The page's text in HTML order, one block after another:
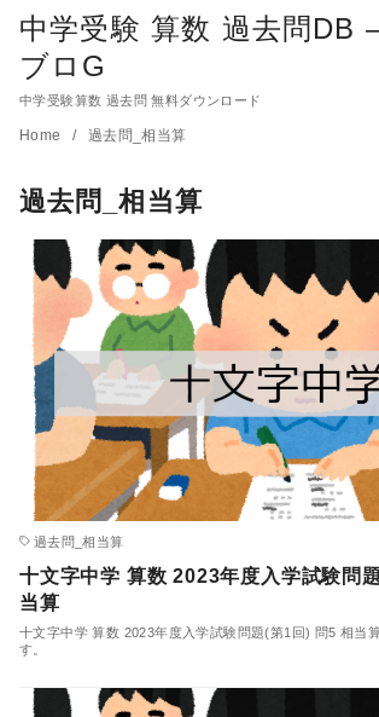
中学受験 算数 過去問DB
ブロG
中学受験算数 過去問 無料ダウンロード
Home 過去問_相当算
過去問_相当算
過去問_相当算
十文字中学 算数 2023年度入学試験問
当算
十文字中学 算数 2023年度入学試験問題(第1回) 問5 相当
す。